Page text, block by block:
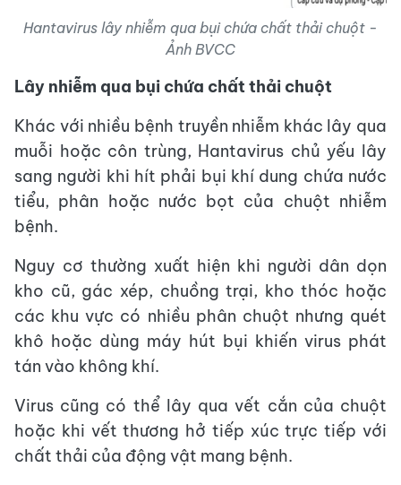
Hantavirus lây nhiễm qua bụi chứa chất thải chuột -
Ảnh BVCC
Lây nhiễm qua bụi chứa chất thải chuột
Khác với nhiều bệnh truyền nhiễm khác lây qua
muỗi hoặc côn trùng, Hantavirus chủ yếu lây
sang người khi hít phải bụi khí dung chứa nước
tiểu, phân hoặc nước bọt của chuột nhiễm
bệnh.
Nguy cơ thường xuất hiện khi người dân dọn
kho cũ, gác xép, chuồng trại, kho thóc hoặc
các khu vực có nhiều phân chuột nhưng quét
khô hoặc dùng máy hút bụi khiến virus phát
tán vào không khí.
Virus cũng có thể lây qua vết cắn của chuột
hoặc khi vết thương hở tiếp xúc trực tiếp với
chất thải của động vật mang bệnh.